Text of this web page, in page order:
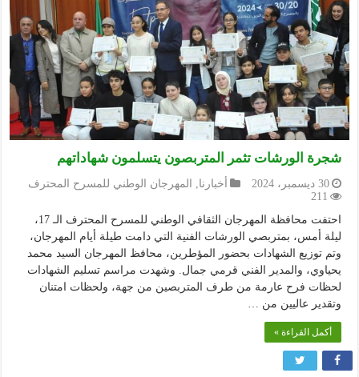
شجرة الورشات تثمر المتربصون يتسلمون شهاداتهم
30 ديسمبر، 2024 أخبارنا,
المهرجان الوطني للمسرح المحترف
211
احتفت محافظة المهرجان الثقافي الوطني للمسرح المحترف الـ 17،
ليلة أمس، بمتربصي الورشات الفنية التي دامت طيلة أيام المهرجان،
وتم توزيع الشهادات بحضور المؤطرين، محافظ المهرجان السيد محمد
يحياوي، والمدير الفني قرمي جمال. وشهدت مراسم تسليم الشهادات
لحظات فرح عارمة من طرف المتربصين من جهة، ولحظات امتنان
وتقدير عاليين من …
أكمل القراءة »